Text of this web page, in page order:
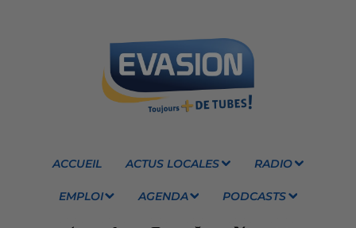
ACCUEIL ACTUS LOCALES RADIO
EMPLOI AGENDA PODCASTS